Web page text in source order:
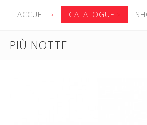
ACCUEIL CATALOGUE
PIÙ NOTTE